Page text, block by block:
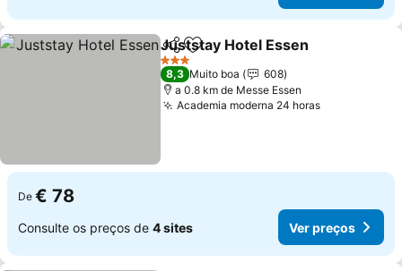
PartilharAdicionar aos favoritos
Juststay Hotel Essen
3 Estrelas
8,3 Muito boa
608
a 0.8 km de Messe Essen
Academia moderna 24 horasVer preços
De € 78
Consulte os preços de 4 sites Ver preços